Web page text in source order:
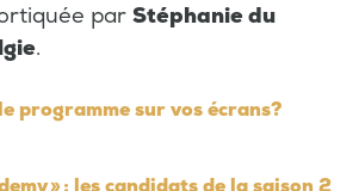
par Stéphanie du
.
programme sur vos écrans?
» : les candidats de la saison 2